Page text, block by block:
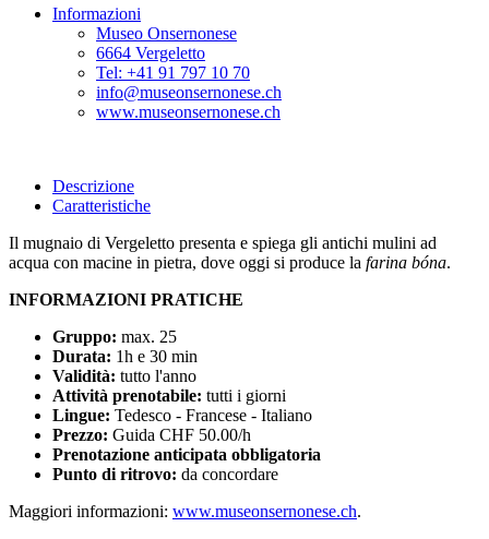
Informazioni
Museo Onsernonese
6664 Vergeletto
Tel: +41 91 797 10 70
info@museonsernonese.ch
www.museonsernonese.ch
Descrizione
Caratteristiche
Il mugnaio di Vergeletto presenta e spiega gli antichi mulini ad
acqua con macine in pietra, dove oggi si produce la farina bóna.
INFORMAZIONI PRATICHE
Gruppo: max. 25
Durata: 1h e 30 min
Validità: tutto l'anno
Attività prenotabile: tutti i giorni
Lingue: Tedesco - Francese - Italiano
Prezzo: Guida CHF 50.00/h
Prenotazione anticipata obbligatoria
Punto di ritrovo: da concordare
Maggiori informazioni: www.museonsernonese.ch.